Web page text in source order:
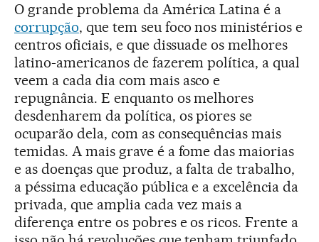
O grande problema da América Latina é a
corrupção, que tem seu foco nos ministérios e
centros oficiais, e que dissuade os melhores
latino-americanos de fazerem política, a qual
veem a cada dia com mais asco e
repugnância. E enquanto os melhores
desdenharem da política, os piores se
ocuparão dela, com as consequências mais
temidas. A mais grave é a fome das maiorias
e as doenças que produz, a falta de trabalho,
a péssima educação pública e a excelência da
privada, que amplia cada vez mais a
diferença entre os pobres e os ricos. Frente a